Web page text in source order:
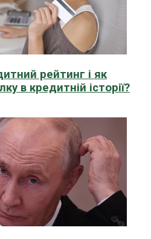
рейтинг і як
в кредитній історії?